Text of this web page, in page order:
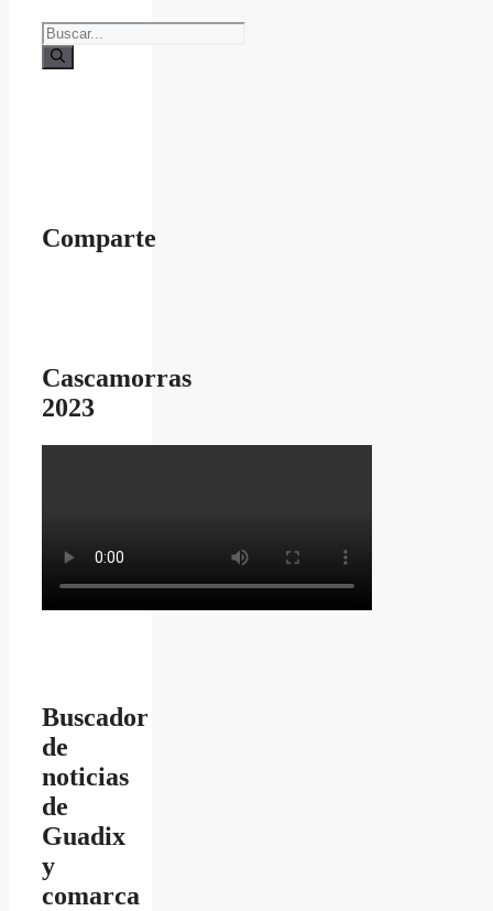
Buscar:
Comparte
Cascamorras
2023
Buscador
de
noticias
de
Guadix
y
comarca